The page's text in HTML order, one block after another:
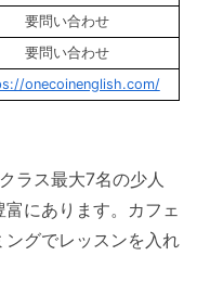
要問い合わせ
要問い合わせ
onecoinenglish.com/
ラス最大7名の少人
にあります。カフェ
グでレッスンを入れ